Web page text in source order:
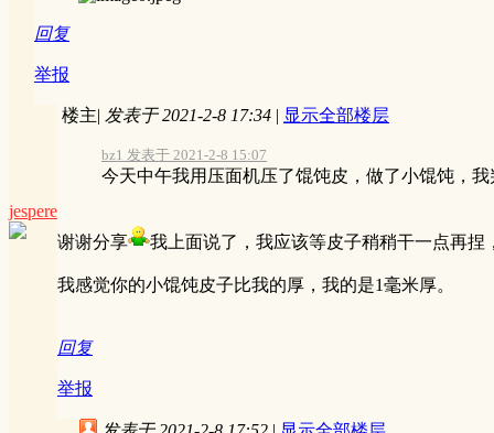
回复
举报
jespere
楼主| 发表于 2021-2-8 17:34 | 显示全部楼层
bz1 发表于 2021-2-8 15:07
今天中午我用压面机压了馄饨皮，做了小馄饨，
谢谢分享 我上面说了，我应该等皮子稍稍干一点再捏
我感觉你的小馄饨皮子比我的厚，我的是1毫米厚。
回复
举报